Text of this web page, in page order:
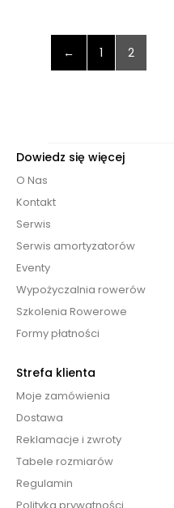
← 1 2
Dowiedz się więcej
O Nas
Kontakt
Serwis
Serwis amortyzatorów
Eventy
Wypożyczalnia rowerów
Szkolenia Rowerowe
Formy płatności
Strefa klienta
Moje zamówienia
Dostawa
Reklamacje i zwroty
Tabele rozmiarów
Regulamin